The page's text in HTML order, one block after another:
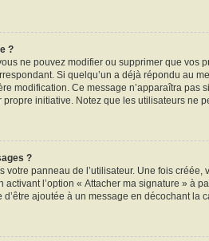
?
ne pouvez modifier ou supprimer que
Si quelqu’un a déjà répondu au
modification. Ce message n’apparaîtra
initiative. Notez que les utilisateurs ne
?
votre panneau de l’utilisateur. Une fois
l’option « Attacher ma signature » à
ajoutée à un message en décochant la